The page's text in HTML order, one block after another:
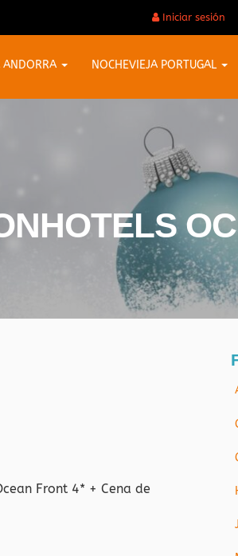
Iniciar sesión
ANDORRA NOCHEVIEJA PORTUGAL
Front 4* + Cena de